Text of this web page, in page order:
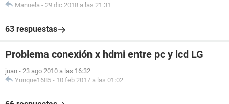
Manuela - 29 dic 2018 a las 21:31
63 respuestas
Problema conexión x hdmi entre pc y lcd LG
juan - 23 ago 2010 a las 16:32
Yunque1685 - 10 feb 2017 a las 01:02